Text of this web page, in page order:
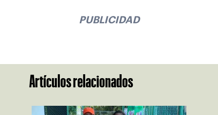
PUBLICIDAD
Artículos relacionados